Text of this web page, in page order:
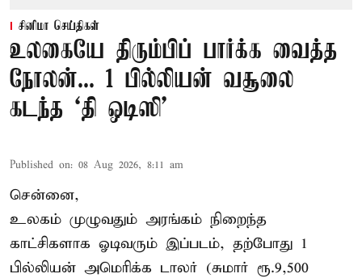
சினிமா செய்திகள்
உலகையே திரும்பிப் பார்க்க வைத்த
நோலன்... 1 பில்லியன் வசூலை
கடந்த ‘தி ஒடிஸி’
Published on: 08 Aug 2026, 8:11 am
சென்னை,
உலகம் முழுவதும் அரங்கம் நிறைந்த
காட்சிகளாக ஓடிவரும் இப்படம், தற்போது 1
பில்லியன் அமெரிக்க டாலர் (சுமார் ரூ.9,500